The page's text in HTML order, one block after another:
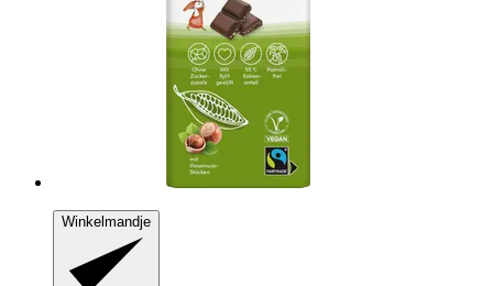
Winkelmandje